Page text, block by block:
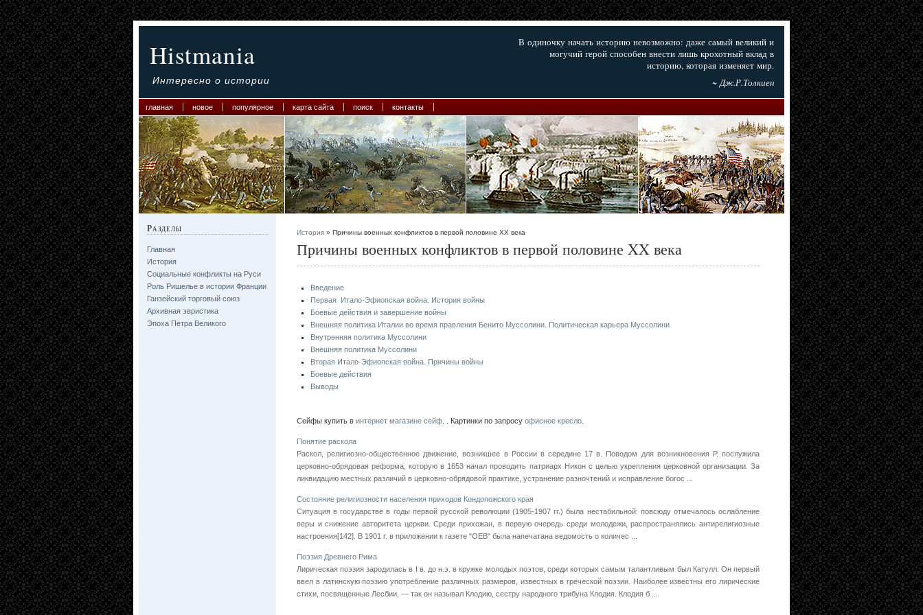
Histmania
Интересно о истории
В одиночку начать историю невозможно: даже самый великий и
могучий герой способен внести лишь крохотный вклад в
историю, которая изменяет мир.
~ Дж.Р.Толкиен
главная новое популярное карта сайта поиск контакты
Разделы
Главная
История
Социальные конфликты на Руси
Роль Ришелье в истории Франции
Ганзейский торговый союз
Архивная эвристика
Эпоха Петра Великого
История » Причины военных конфликтов в первой половине XX века
Причины военных конфликтов в первой половине XX века
Введение
Первая Итало-Эфиопская война. История войны
Боевые действия и завершение войны
Внешняя политика Италии во время правления Бенито Муссолини. Политическая карьера Муссолини
Внутренняя политика Муссолини
Внешняя политика Муссолини
Вторая Итало-Эфиопская война. Причины войны
Боевые действия
Выводы
Сейфы купить в интернет магазине сейф . . Картинки по запросу офисное кресло
Понятие раскола
Раскол, религиозно-общественное движение, возникшее в России в середине 17 в. Поводом для возникновения Р. послужила
церковно-обрядовая реформа, которую в 1653 начал проводить патриарх Никон с целью укрепления церковной организации. За
ликвидацию местных различий в церковно-обрядовой практике, устранение разночтений и исправление богос ...
Состояние религиозности населения приходов Кондопожского края
Ситуация в государстве в годы первой русской революции (1905-1907 гг.) была нестабильной: повсюду отмечалось ослабление
веры и снижение авторитета церкви. Среди прихожан, в первую очередь среди молодежи, распространялись антирелигиозные
настроения[142]. В 1901 г. в приложении к газете "ОЕВ" была напечатана ведомость о количес ...
Поэзия Древнего Рима
Лирическая поэзия зародилась в I в. до н.э. в кружке молодых поэтов, среди которых самым талантливым был Катулл. Он первый
ввел в латинскую поэзию употребле­ние различных размеров, известных в греческой поэзии. Наиболее известны его лирические
стихи, посвященные Лесбии, — так он называл Клодию, сестру народного три­буна Клодия. Клодия б ...